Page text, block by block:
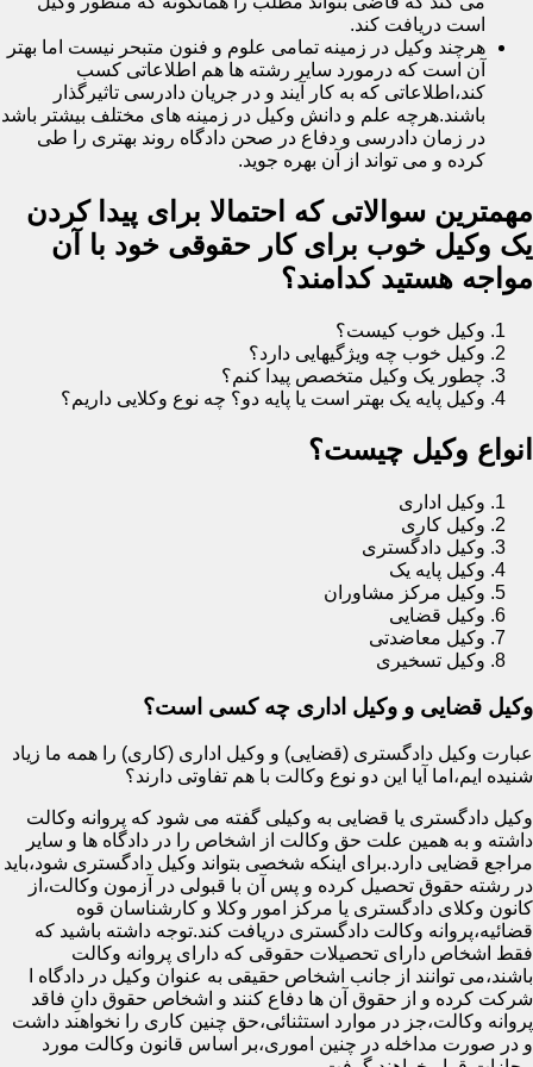
است دریافت کند.
هرچند وکیل در زمینه تمامی علوم و فنون متبحر نیست اما بهتر
آن است که درمورد سایر رشته ها هم اطلاعاتی کسب
کند،اطلاعاتی که به کار آیند و در جریان دادرسی تاثیرگذار
باشند.هرچه علم و دانش وکیل در زمینه های مختلف بیشتر باشد
در زمان دادرسی و دفاع در صحن دادگاه روند بهتری را طی
کرده و می تواند از آن بهره جوید.
مهمترین سوالاتی که احتمالا برای پیدا کردن
یک وکیل خوب برای کار حقوقی خود با آن
مواجه هستید کدامند؟
وکیل خوب کیست؟
وکیل خوب چه ویژگیهایی دارد؟
چطور یک وکیل متخصص پیدا کنم؟
وکیل پایه یک بهتر است یا پایه دو؟ چه نوع وکلایی داریم؟
انواع وکیل چیست؟
وکیل اداری
وکیل کاری
وکیل دادگستری
وکیل پایه یک
وکیل مرکز مشاوران
وکیل قضایی
وکیل معاضدتی
وکیل تسخیری
وکیل قضایی و وکیل اداری چه کسی است؟
عبارت وکیل دادگستری (قضایی) و وکیل اداری (کاری) را همه ما زیاد
شنیده ایم،اما آیا این دو نوع وکالت با هم تفاوتی دارند؟
وکیل دادگستری یا قضایی به وکیلی گفته می شود که پروانه وکالت
داشته و به همین علت حق وکالت از اشخاص را در دادگاه ها و سایر
مراجع قضایی دارد.برای اینکه شخصی بتواند وکیل دادگستری شود،باید
در رشته حقوق تحصیل کرده و پس آن با قبولی در آزمون وکالت،از
کانون وکلای دادگستری یا مرکز امور وکلا و کارشناسان قوه
قضائیه،پروانه وکالت دادگستری دریافت کند.توجه داشته باشید که
فقط اشخاص دارای تحصیلات حقوقی که دارای پروانه وکالت
باشند،می توانند از جانب اشخاص حقیقی به عنوان وکیل در دادگاه ا
شرکت کرده و از حقوق آن ها دفاع کنند و اشخاص حقوق دانِ فاقد
پروانه وکالت،جز در موارد استثنائی،حق چنین کاری را نخواهند داشت
و در صورت مداخله در چنین اموری،بر اساس قانون وکالت مورد